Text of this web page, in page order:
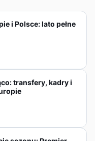
i Polsce: lato pełne
transfery, kadry i